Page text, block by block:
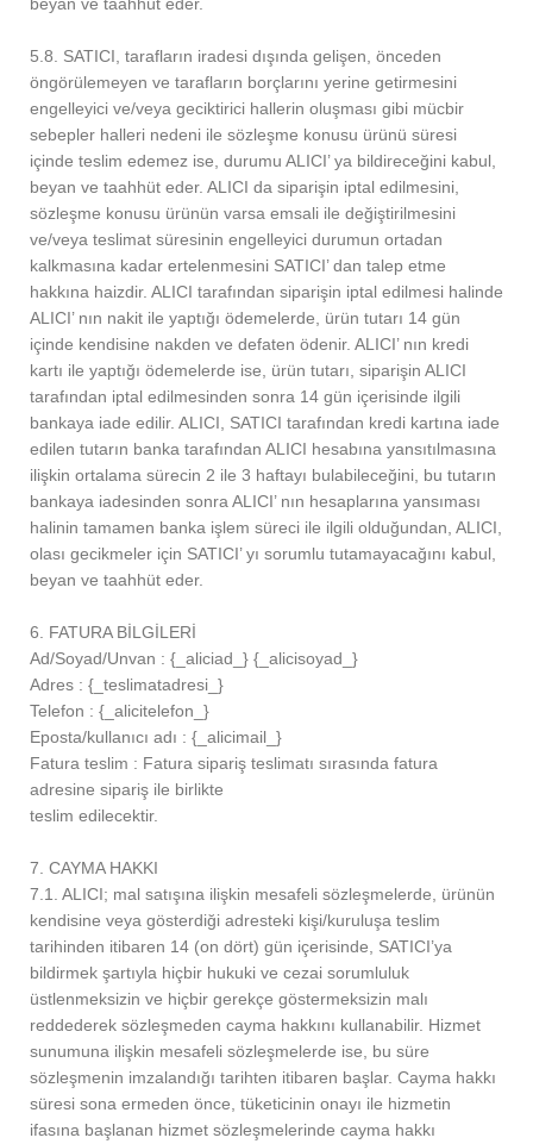
5.8. SATICI, tarafların iradesi dışında gelişen, önceden
öngörülemeyen ve tarafların borçlarını yerine getirmesini
engelleyici ve/veya geciktirici hallerin oluşması gibi mücbir
sebepler halleri nedeni ile sözleşme konusu ürünü süresi
içinde teslim edemez ise, durumu ALICI’ ya bildireceğini kabul,
beyan ve taahhüt eder. ALICI da siparişin iptal edilmesini,
sözleşme konusu ürünün varsa emsali ile değiştirilmesini
ve/veya teslimat süresinin engelleyici durumun ortadan
kalkmasına kadar ertelenmesini SATICI’ dan talep etme
hakkına haizdir. ALICI tarafından siparişin iptal edilmesi halinde
ALICI’ nın nakit ile yaptığı ödemelerde, ürün tutarı 14 gün
içinde kendisine nakden ve defaten ödenir. ALICI’ nın kredi
kartı ile yaptığı ödemelerde ise, ürün tutarı, siparişin ALICI
tarafından iptal edilmesinden sonra 14 gün içerisinde ilgili
bankaya iade edilir. ALICI, SATICI tarafından kredi kartına iade
edilen tutarın banka tarafından ALICI hesabına yansıtılmasına
ilişkin ortalama sürecin 2 ile 3 haftayı bulabileceğini, bu tutarın
bankaya iadesinden sonra ALICI’ nın hesaplarına yansıması
halinin tamamen banka işlem süreci ile ilgili olduğundan, ALICI,
olası gecikmeler için SATICI’ yı sorumlu tutamayacağını kabul,
beyan ve taahhüt eder.
6. FATURA BİLGİLERİ
Ad/Soyad/Unvan : {_aliciad_} {_alicisoyad_}
Adres : {_teslimatadresi_}
Telefon : {_alicitelefon_}
Eposta/kullanıcı adı : {_alicimail_}
Fatura teslim : Fatura sipariş teslimatı sırasında fatura
adresine sipariş ile birlikte
teslim edilecektir.
7. CAYMA HAKKI
7.1. ALICI; mal satışına ilişkin mesafeli sözleşmelerde, ürünün
kendisine veya gösterdiği adresteki kişi/kuruluşa teslim
tarihinden itibaren 14 (on dört) gün içerisinde, SATICI’ya
bildirmek şartıyla hiçbir hukuki ve cezai sorumluluk
üstlenmeksizin ve hiçbir gerekçe göstermeksizin malı
reddederek sözleşmeden cayma hakkını kullanabilir. Hizmet
sunumuna ilişkin mesafeli sözleşmelerde ise, bu süre
sözleşmenin imzalandığı tarihten itibaren başlar. Cayma hakkı
süresi sona ermeden önce, tüketicinin onayı ile hizmetin
ifasına başlanan hizmet sözleşmelerinde cayma hakkı